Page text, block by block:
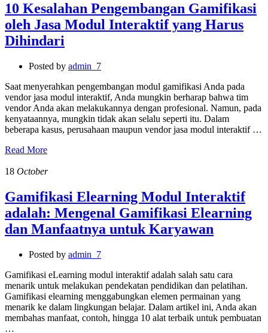
10 Kesalahan Pengembangan Gamifikasi
oleh Jasa Modul Interaktif yang Harus
Dihindari
Posted by admin_7
Saat menyerahkan pengembangan modul gamifikasi Anda pada
vendor jasa modul interaktif, Anda mungkin berharap bahwa tim
vendor Anda akan melakukannya dengan profesional. Namun, pada
kenyataannya, mungkin tidak akan selalu seperti itu. Dalam
beberapa kasus, perusahaan maupun vendor jasa modul interaktif …
Read More
18 October
Gamifikasi Elearning Modul Interaktif
adalah: Mengenal Gamifikasi Elearning
dan Manfaatnya untuk Karyawan
Posted by admin_7
Gamifikasi eLearning modul interaktif adalah salah satu cara
menarik untuk melakukan pendekatan pendidikan dan pelatihan.
Gamifikasi elearning menggabungkan elemen permainan yang
menarik ke dalam lingkungan belajar. Dalam artikel ini, Anda akan
membahas manfaat, contoh, hingga 10 alat terbaik untuk pembuatan
…